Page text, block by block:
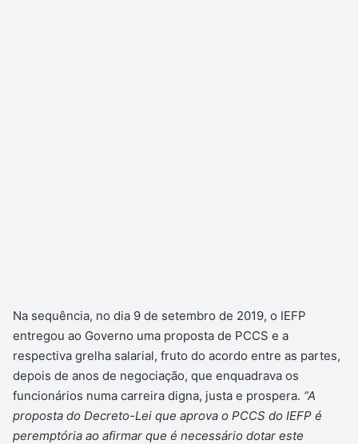
Na sequência, no dia 9 de setembro de 2019, o IEFP
entregou ao Governo uma proposta de PCCS e a
respectiva grelha salarial, fruto do acordo entre as partes,
depois de anos de negociação, que enquadrava os
funcionários numa carreira digna, justa e prospera. “A
proposta do Decreto-Lei que aprova o PCCS do IEFP é
peremptória ao afirmar que é necessário dotar este